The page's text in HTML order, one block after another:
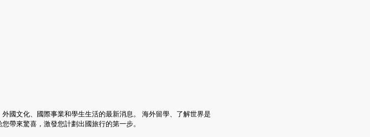
國文化、國際事業和學生生活的最新消息。 海外留學、了解世界是
帶來驚喜，激發您計劃出國旅行的第一步。